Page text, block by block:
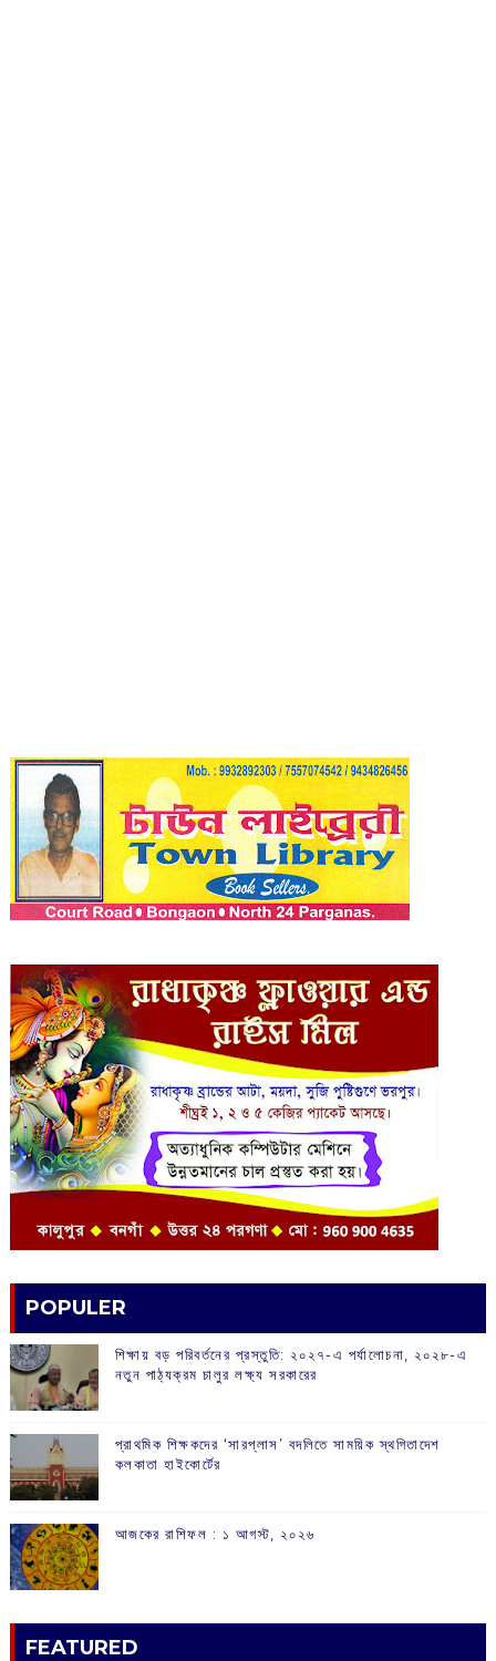
POPULER
শিক্ষায় বড় পরিবর্তনের প্রস্তুতি: ২০২৭-এ পর্যালোচনা, ২০২৮-এ
নতুন পাঠ্যক্রম চালুর লক্ষ্য সরকারের
প্রাথমিক শিক্ষকদের ‘সারপ্লাস’ বদলিতে সাময়িক স্থগিতাদেশ
কলকাতা হাইকোর্টের
আজকের রাশিফল :‌ ‌‌১ আগস্ট, ২০২৬
FEATURED